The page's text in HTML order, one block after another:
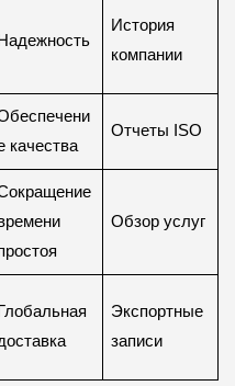
Надежность
История
компании
качества
Отчеты ISO
Обзор услуг
Глобальная
Экспортные
записи